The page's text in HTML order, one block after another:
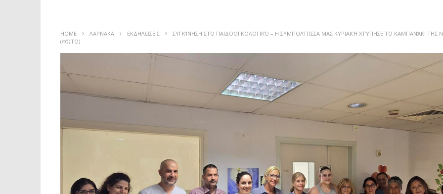
HOME ΛΑΡΝΑΚΑ ΕΚΔΗΛΩΣΕΙΣ
ΣΥΓΚΊΝΗΣΗ ΣΤΟ ΠΑΙΔΟΟΓΚΟΛΟΓΙΚΌ – Η ΣΥΜΠΟΛΊΤΙΣΣΑ ΜΑΣ ΚΥΡΙΑΚΉ ΧΤΎΠΗΣΕ ΤΟ ΚΑΜΠΑΝΆΚΙ ΤΗΣ
(ΦΏΤΟ)